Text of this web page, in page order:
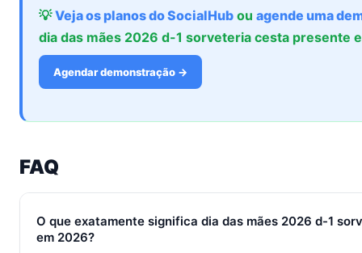
💡Veja os planos do SocialHub ou agende uma
dia das mães 2026 d-1 sorveteria cesta presente
Agendar demonstração →
FAQ
O que exatamente significa dia das mães 2026 d-1
em 2026?